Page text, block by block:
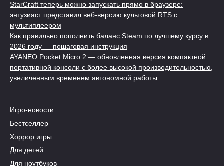
StarCraft теперь можно запускать прямо в браузере:
энтузиаст представил веб-версию культовой RTS с
мультиплеером
Как правильно пополнить баланс Steam по лучшему курсу в
2026 году — пошаговая инструкция
AYANEO Pocket Micro 2 — обновленная версия компактной
портативной консоли с более высокой производительностью,
увеличенным временем автономной работы
Игро-новости
Бестселлер
Хоррор игры
Для детей
Для ноутбуков